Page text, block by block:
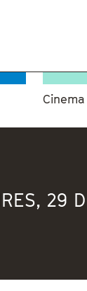
Cinema
29